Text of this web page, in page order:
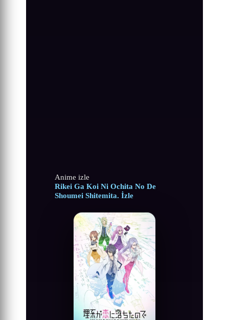
Anime izle
Rikei Ga Koi Ni Ochita No De
Shoumei Shitemita. İzle